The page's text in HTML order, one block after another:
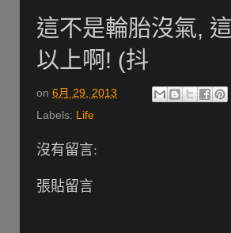
這不是輪胎沒氣,
以上啊! (抖
on 6月 29, 2013
Labels: Life
沒有留言:
張貼留言